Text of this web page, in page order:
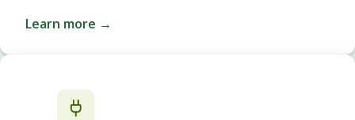
Learn more →